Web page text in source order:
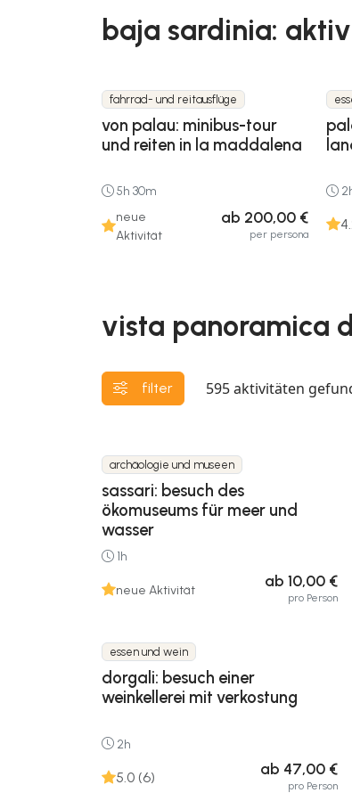
baja sardinia:
fahrrad- und reitausflüge
von palau: minibus-tour
und reiten in la maddalena
5h 30m
neue
Aktivität
ab 200,00 €
per persona
vista panoramica
filter 595aktivitäten
archäologie und museen
sassari: besuch des
ökomuseums für meer und
wasser
1h
neue Aktivität ab 10,00 €
pro Person
essen und wein
dorgali: besuch einer
weinkellerei mit verkostung
2h
5.0 (6) ab 47,00 €
pro Person